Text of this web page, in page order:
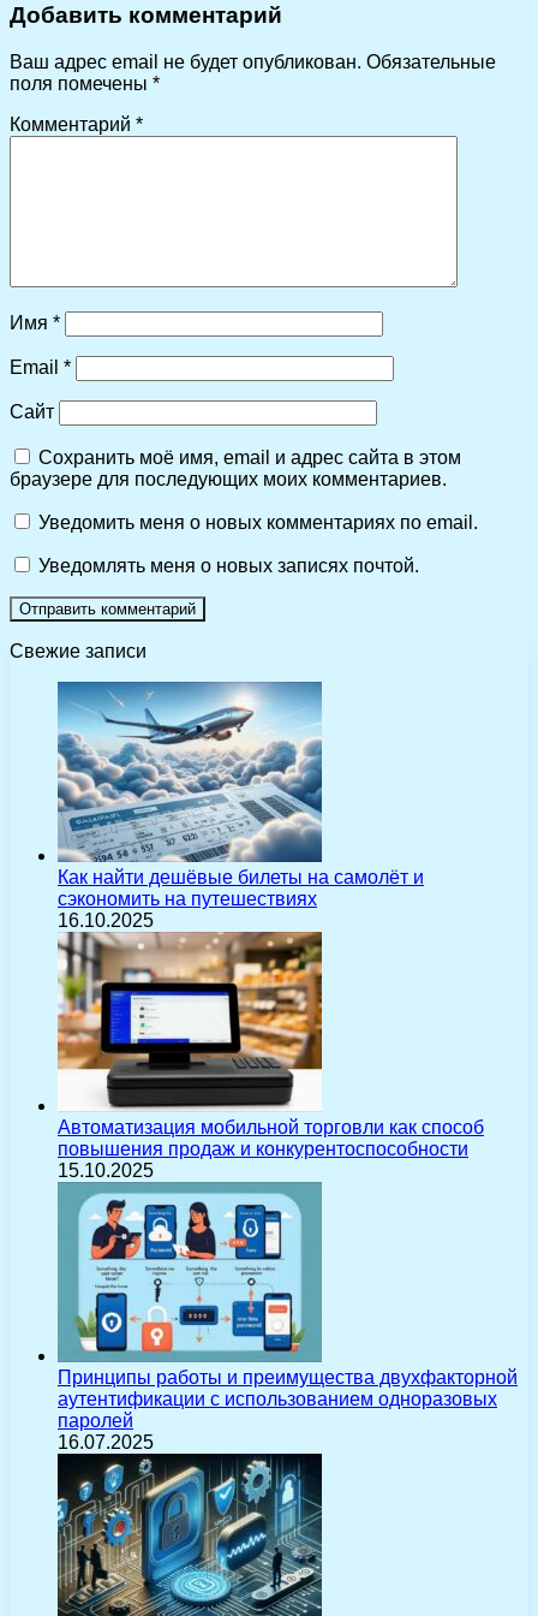
Добавить комментарий
Ваш адрес email не будет опубликован. Обязательные
поля помечены *
Комментарий *
Имя *
Email *
Сайт
Сохранить моё имя, email и адрес сайта в этом
браузере для последующих моих комментариев.
Уведомить меня о новых комментариях по email.
Уведомлять меня о новых записях почтой.
Свежие записи
Как найти дешёвые билеты на самолёт и
сэкономить на путешествиях
16.10.2025
Автоматизация мобильной торговли как способ
повышения продаж и конкурентоспособности
15.10.2025
Принципы работы и преимущества двухфакторной
аутентификации с использованием одноразовых
паролей
16.07.2025